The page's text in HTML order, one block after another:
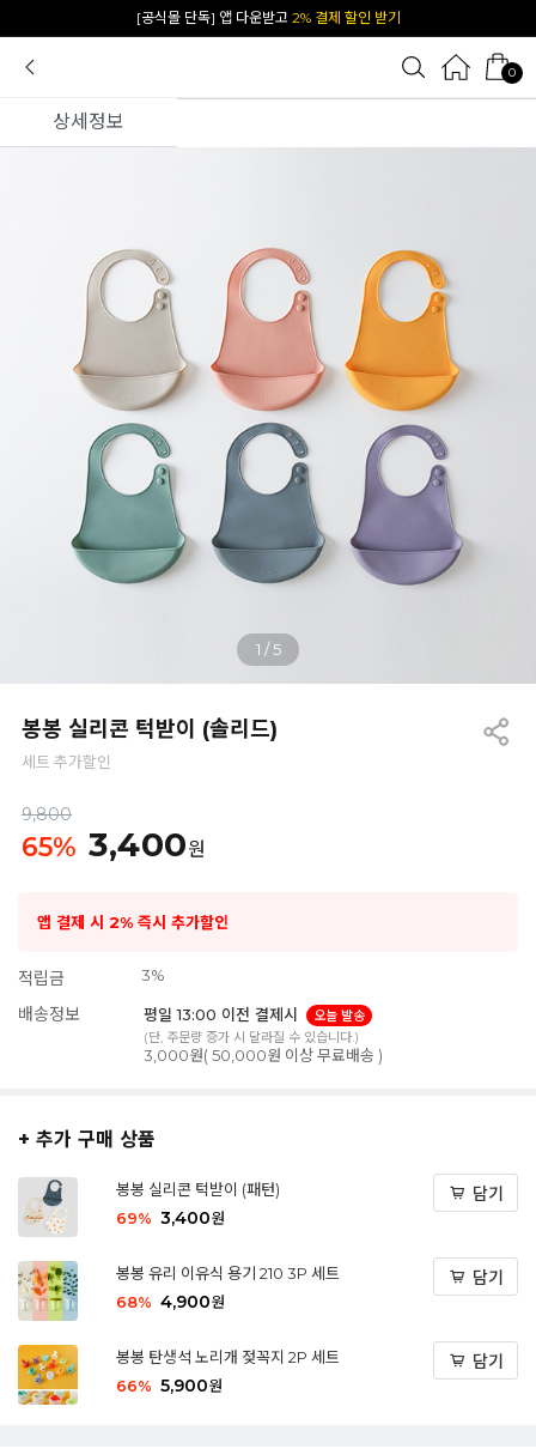
카카오 플친 추가하면1천원 즉시 할인 쿠폰
0
상세정보
1 /5
봉봉 실리콘 턱받이 (솔리드)
세트 추가할인
9,800
65% 3,400원
앱 결제 시 2% 즉시 추가할인
적립금 3%
배송정보 평일 13:00 이전 결제시
오늘 발송
(단, 주문량 증가 시 달라질 수 있습니다.)
3,000원( 50,000원 이상 무료배송 )
+ 추가 구매 상품
봉봉 실리콘 턱받이 (패턴)
69% 3,400원
담기
봉봉 유리 이유식 용기 210 3P 세트
68% 4,900원
담기
봉봉 탄생석 노리개 젖꼭지 2P 세트
66% 5,900원
담기